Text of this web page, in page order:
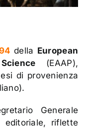
della European
(EAAP),
di provenienza
Generale
editoriale, riflette